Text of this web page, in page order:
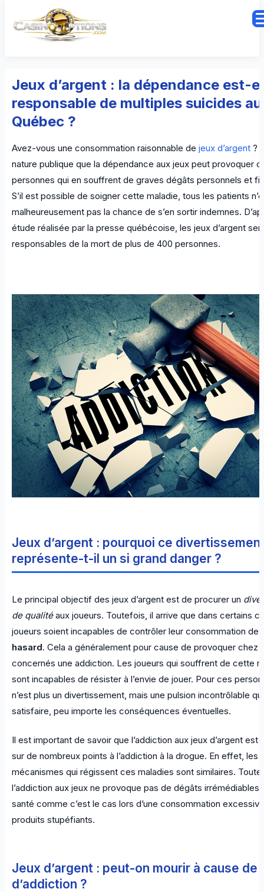
Jeux d’argent : la dépendance est-
responsable de multiples suicides au
Québec ?
Avez-vous une consommation raisonnable de jeux d’argent ?
nature publique que la dépendance aux jeux peut provoquer
personnes qui en souffrent de graves dégâts personnels et
S’il est possible de soigner cette maladie, tous les patients
malheureusement pas la chance de s’en sortir indemnes.
étude réalisée par la presse québécoise, les jeux d’argent
responsables de la mort de plus de 400 personnes.
Jeux d’argent : pourquoi ce
représente-t-il un si grand danger ?
Le principal objectif des jeux d’argent est de procurer un
de qualitéaux joueurs. Toutefois, il arrive que dans certains
joueurs soient incapables de contrôler leur consommation de
hasard. Cela a généralement pour cause de provoquer chez
concernés une addiction. Les joueurs qui souffrent de cette
sont incapables de résister à l’envie de jouer. Pour ces
n’est plus un divertissement, mais une pulsion incontrôlable
satisfaire, peu importe les conséquences éventuelles.
Il est important de savoir que l’addiction aux jeux d’argent est
sur de nombreux points à l’addiction à la drogue. En effet, les
mécanismes qui régissent ces maladies sont similaires.
l’addiction aux jeux ne provoque pas de dégâts irrémédiables
santé comme c’est le cas lors d’une consommation
produits stupéfiants.
Jeux d’argent : peut-on mourir à cause de
d’addiction ?